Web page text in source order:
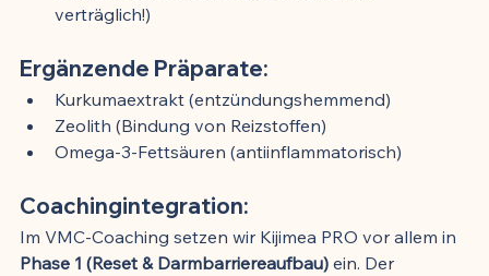
verträglich!)
Ergänzende Präparate:
Kurkumaextrakt (entzündungshemmend)
Zeolith (Bindung von Reizstoffen)
Omega-3-Fettsäuren (antiinflammatorisch)
Coachingintegration:
Im VMC-Coaching setzen wir Kijimea PRO vor allem in
Phase 1 (Reset & Darmbarriereaufbau) ein. Der